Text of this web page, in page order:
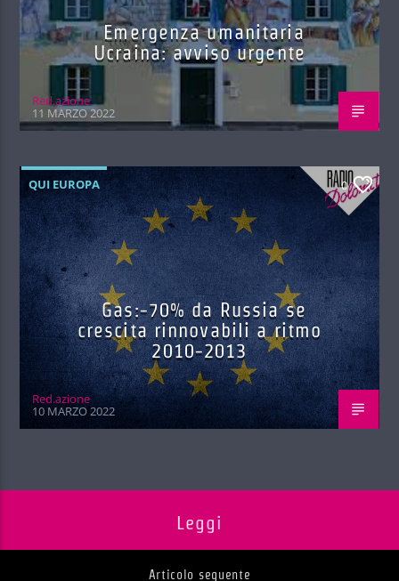
Emergenza umanitaria
Ucraina: avviso urgente
Red.azione
11 MARZO 2022
QUI EUROPA 0
Gas:-70% da Russia se
crescita rinnovabili a ritmo
2010-2013
Red.azione
10 MARZO 2022
Leggi
Articolo seguente